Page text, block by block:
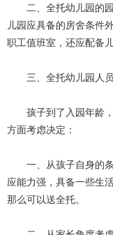
二、全托幼儿园的园
儿园应具备的房舍条件
职工值班室，还应配备
三、全托幼儿园人员
孩子到了入园年龄，
方面考虑决定：
一、从孩子自身的条
应能力强，具备一些生
那么可以送全托。